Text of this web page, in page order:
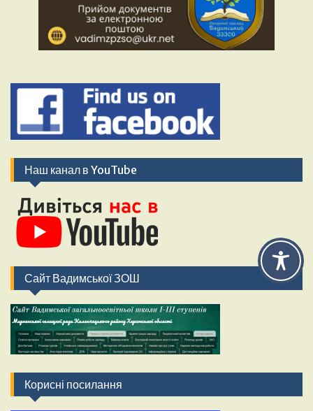
Наш канал в YouTube
Сайт Вадимської ЗОШ
Корисні посилання